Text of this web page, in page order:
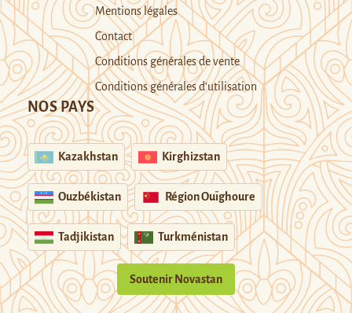
Mentions légales
Contact
Conditions générales de vente
Conditions générales d’utilisation
NOS PAYS
Kazakhstan Kirghizstan
Ouzbékistan Région Ouïghoure
Tadjikistan Turkménistan
Soutenir Novastan